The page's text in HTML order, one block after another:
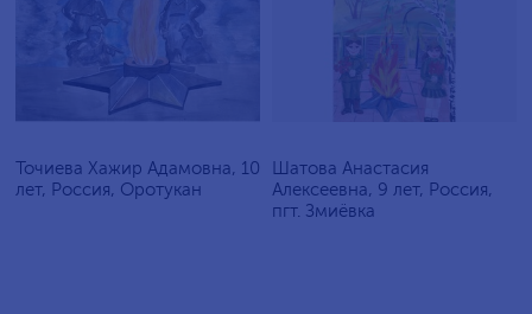
Точиева Хажир Адамовна, 10
лет, Россия, Оротукан
Шатова Анастасия
Алексеевна, 9 лет, Россия,
пгт. Змиёвка